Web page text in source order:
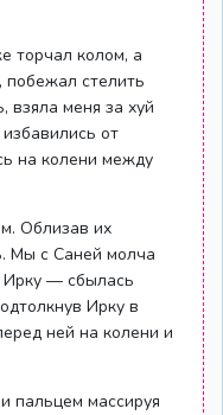
торчал колом, а
побежал стелить
взяла меня за хуй
от
на колени между
Облизав их
Мы с Саней молча
Ирку — сбылась
Ирку в
ней на колени и
пальцем массируя